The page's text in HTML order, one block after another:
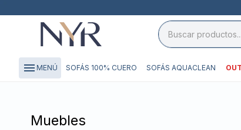
menu MENÚ SOFÁS 100% CUERO SOFÁS AQUACLEAN
Muebles
close